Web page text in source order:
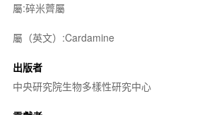
屬:碎米薺屬
屬（英文）:Cardamine
出版者
中央研究院生物多樣性研究中心